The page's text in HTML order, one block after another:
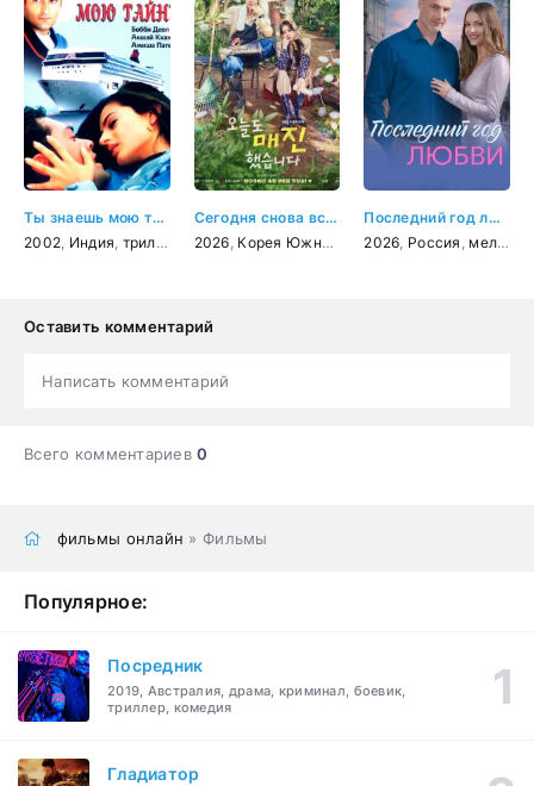
Ты знаешь мою тайну
2002 Индия триллер мелодрама
Сегодня снова всё распродано
2026 Корея Южная мелодрама,комедия
Последний год любви
2026 Россия мелодрама
Оставить комментарий
Написать комментарий
Всего комментариев0
фильмы онлайн » Фильмы
Популярное:
Посредник
2019, Австралия, драма, криминал, боевик,
триллер, комедия
Гладиатор